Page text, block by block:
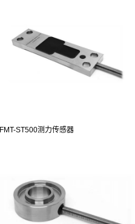
FMT-ST500测力传感器